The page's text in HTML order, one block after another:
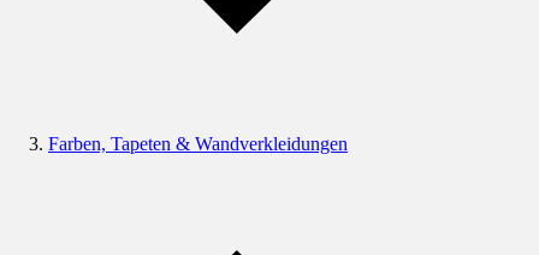
Farben, Tapeten & Wandverkleidungen